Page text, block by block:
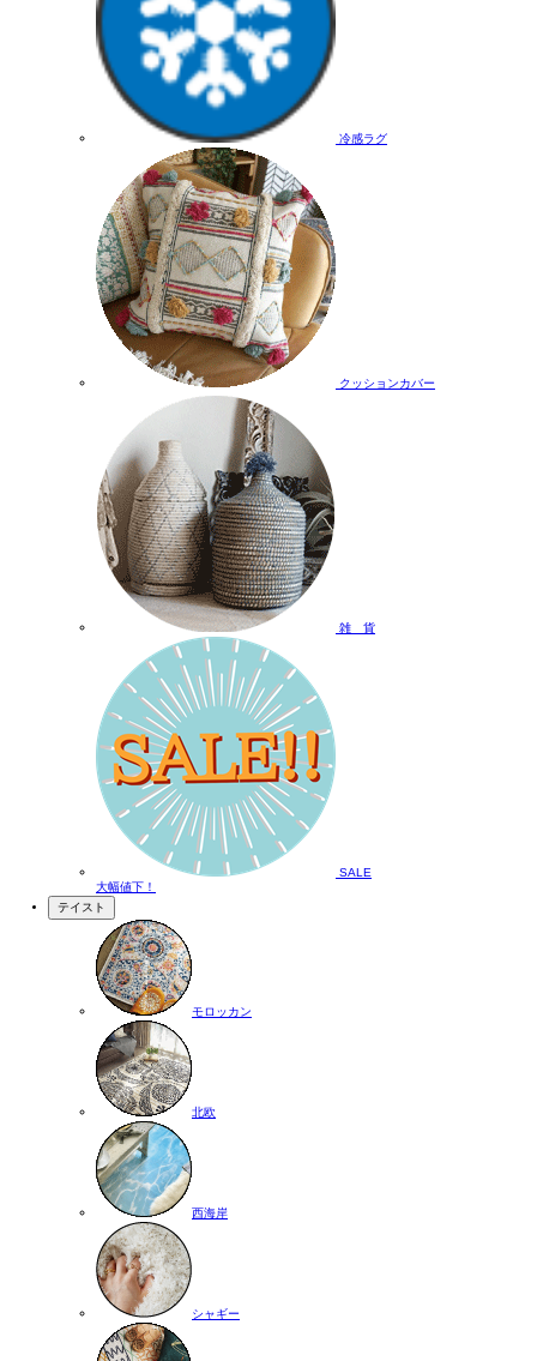
冷感ラグ
クッションカバー
雑 貨
SALE
大幅値下！
テイスト
モロッカン
北欧
西海岸
シャギー